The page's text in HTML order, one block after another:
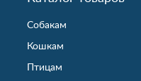
Собакам
Кошкам
Птицам